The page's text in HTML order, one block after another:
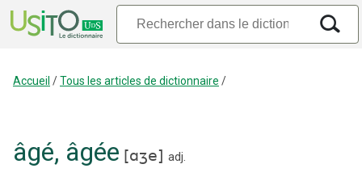
Accueil /Tous les articles de dictionnaire /
âgé, âgée [ɑʒe] adj.